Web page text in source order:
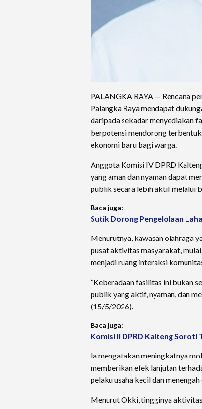
PALANGKA RAYA — Rencana
Palangka Raya mendapat
daripada sekadar menyediakan
berpotensi mendorong
ekonomi baru bagi warga.
Anggota Komisi IV DPRD
yang aman dan nyaman dapat
publik secara lebih aktif melalui
Baca juga:
Sutik Dorong Pengelolaan
Menurutnya, kawasan olahraga
pusat aktivitas masyarakat,
menjadi ruang interaksi
“Keberadaan fasilitas ini bukan
publik yang aktif, nyaman, dan
(15/5/2026).
Baca juga:
Komisi II DPRD Kalteng Soroti
Ia mengatakan meningkatnya
memberikan efek lanjutan
pelaku usaha kecil dan
Menurut Okki, tingginya